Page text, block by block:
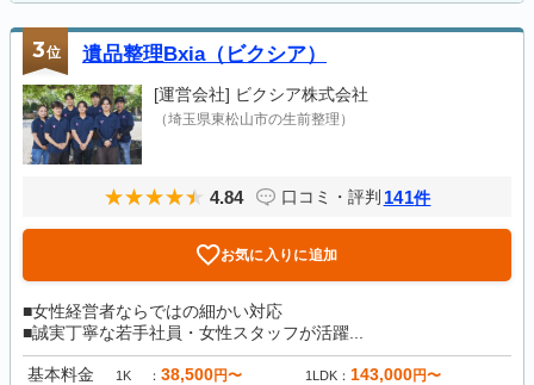
3位 遺品整理Bxia（ビクシア）
[運営会社] ビクシア株式会社
（埼玉県東松山市の生前整理）
4.84 口コミ・評判 141件
お気に入りに追加
■女性経営者ならではの細かい対応
■誠実丁寧な若手社員・女性スタッフが活躍...
基本料金 1K 38,500円〜 1LDK 143,000円〜